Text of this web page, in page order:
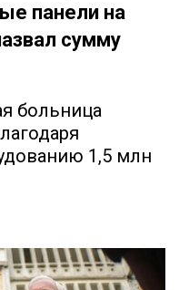
панели на
сумму
больница
1,5 млн